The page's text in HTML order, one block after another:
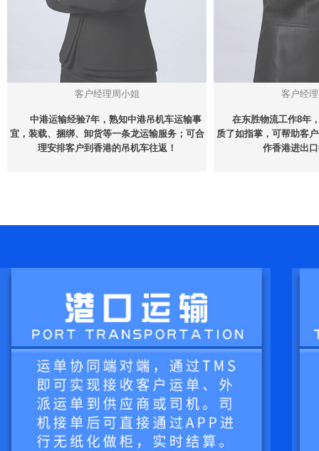
客户经理周小姐
中港运输经验7年，熟知中港吊机车运输事
宜，装载、捆绑、卸货等一条龙运输服务；可合
理安排客户到香港的吊机车往返！
客户经
在东胜物流工作8年
质了如指掌，可帮助客
作香港进出